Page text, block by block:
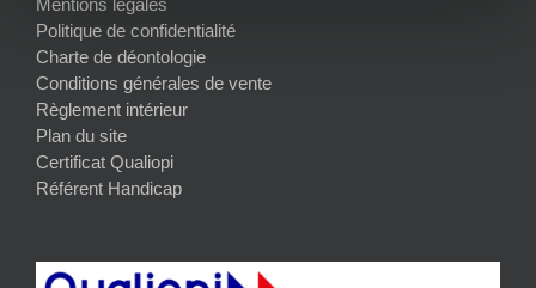
Mentions légales
Politique de confidentialité
Charte de déontologie
Conditions générales de vente
Règlement intérieur
Plan du site
Certificat Qualiopi
Référent Handicap